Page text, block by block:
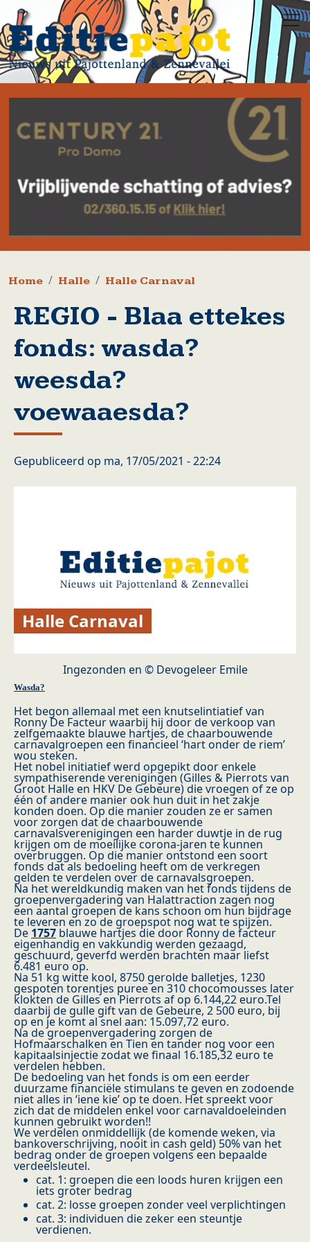
Overslaan en naar de inhoud gaan
Kruimelpad
Home Halle Halle Carnaval
REGIO - Blaa ettekes
fonds: wasda?
weesda?
voewaaesda?
Gepubliceerd op ma, 17/05/2021 - 22:24
Halle Carnaval
Ingezonden en © Devogeleer Emile
Wasda?
Het begon allemaal met een knutselintiatief van
Ronny De Facteur waarbij hij door de verkoop van
zelfgemaakte blauwe hartjes, de chaarbouwende
carnavalgroepen een financieel ‘hart onder de riem’
wou steken.
Het nobel initiatief werd opgepikt door enkele
sympathiserende verenigingen (Gilles & Pierrots van
Groot Halle en HKV De Gebeure) die vroegen of ze op
één of andere manier ook hun duit in het zakje
konden doen. Op die manier zouden ze er samen
voor zorgen dat de chaarbouwende
carnavalsverenigingen een harder duwtje in de rug
krijgen om de moeilijke corona-jaren te kunnen
overbruggen. Op die manier ontstond een soort
fonds dat als bedoeling heeft om de verkregen
gelden te verdelen over de carnavalsgroepen.
Na het wereldkundig maken van het fonds tijdens de
groepenvergadering van Halattraction zagen nog
een aantal groepen de kans schoon om hun bijdrage
te leveren en zo de groepspot nog wat te spijzen.
De 1757 blauwe hartjes die door Ronny de facteur
eigenhandig en vakkundig werden gezaagd,
geschuurd, geverfd werden brachten maar liefst
6.481 euro op.
Na 51 kg witte kool, 8750 gerolde balletjes, 1230
gespoten torentjes puree en 310 chocomousses later
klokten de Gilles en Pierrots af op 6.144,22 euro.Tel
daarbij de gulle gift van de Gebeure, 2 500 euro, bij
op en je komt al snel aan: 15.097,72 euro.
Na de groepenvergadering zorgen de
Hofmaarschalken en Tien en tander nog voor een
kapitaalsinjectie zodat we finaal 16.185,32 euro te
verdelen hebben.
De bedoeling van het fonds is om een eerder
duurzame financiële stimulans te geven en zodoende
niet alles in ‘iene kie’ op te doen. Het spreekt voor
zich dat de middelen enkel voor carnavaldoeleinden
kunnen gebruikt worden!!
We verdelen onmiddellijk (de komende weken, via
bankoverschrijving, nooit in cash geld) 50% van het
bedrag onder de groepen volgens een bepaalde
verdeelsleutel.
cat. 1: groepen die een loods huren krijgen een
iets groter bedrag
cat. 2: losse groepen zonder veel verplichtingen
cat. 3: individuen die zeker een steuntje
verdienen.